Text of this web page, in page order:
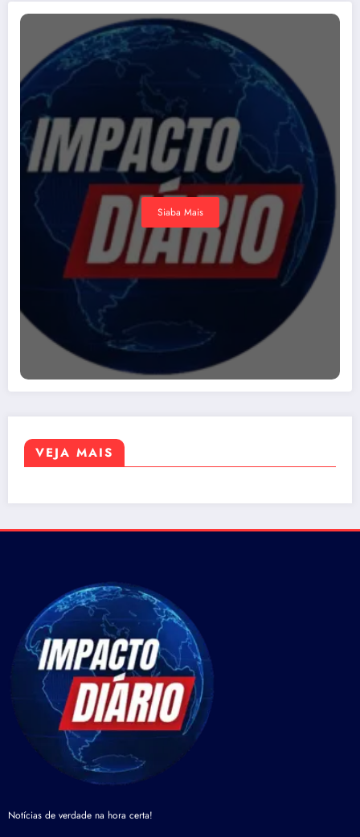
Siaba Mais
VEJA MAIS
Notícias de verdade na hora certa!